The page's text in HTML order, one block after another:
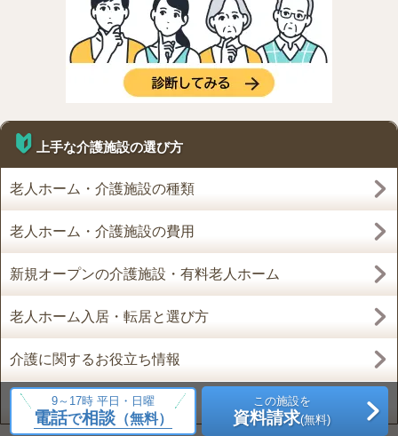
上手な介護施設の選び方
老人ホーム・介護施設の種類
老人ホーム・介護施設の費用
新規オープンの介護施設・有料老人ホーム
老人ホーム入居・転居と選び方
介護に関するお役立ち情報
介護トピックス
9～17時 平日・日曜
電話で相談（無料）
この施設を
資料請求(無料)